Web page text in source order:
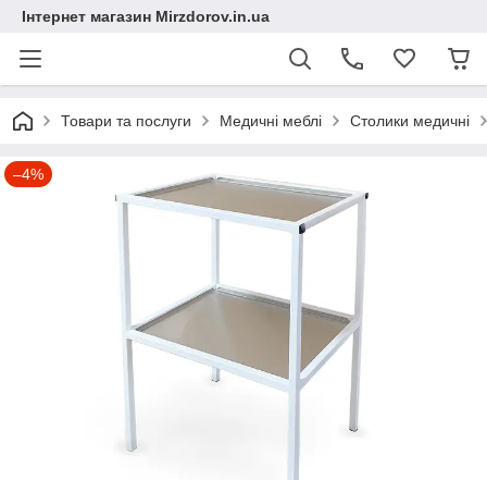
Інтернет магазин Mirzdorov.in.ua
Товари та послуги Медичні меблі Столики медичні
–4%